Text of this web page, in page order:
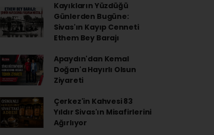
Kayıkların Yüzdüğü
Günlerden Bugüne:
Sivas'ın Kayıp Cenneti
Ethem Bey Barajı
Apaydın'dan Kemal
Doğan'a Hayırlı Olsun
Ziyareti
Çerkez'in Kahvesi 83
Yıldır Sivas'ın Misafirlerini
Ağırlıyor